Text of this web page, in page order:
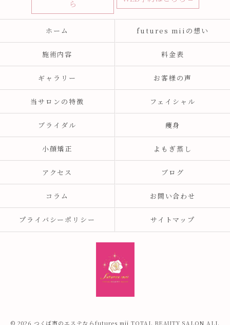
ら
ホーム futures miiの想い
施術内容 料金表
ギャラリー お客様の声
当サロンの特徴 フェイシャル
ブライダル 痩身
小顔矯正 よもぎ蒸し
アクセス ブログ
コラム お問い合わせ
プライバシーポリシー サイトマップ
© 2026 つくば市のエステならfutures mii TOTAL BEAUTY SALON ALL